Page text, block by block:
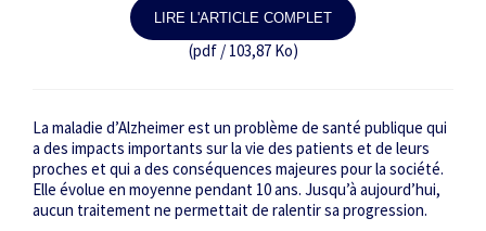
LIRE L'ARTICLE COMPLET
(pdf / 103,87 Ko)
La maladie d’Alzheimer est un problème de santé publique qui
a des impacts importants sur la vie des patients et de leurs
proches et qui a des conséquences majeures pour la société.
Elle évolue en moyenne pendant 10 ans. Jusqu’à aujourd’hui,
aucun traitement ne permettait de ralentir sa progression.